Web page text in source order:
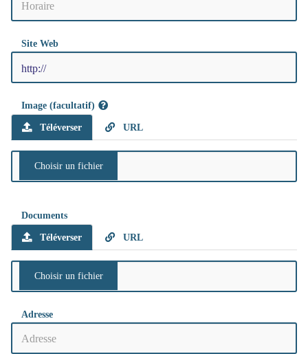
Site Web
Image (facultatif)
Téléverser URL
Documents
Téléverser URL
Adresse